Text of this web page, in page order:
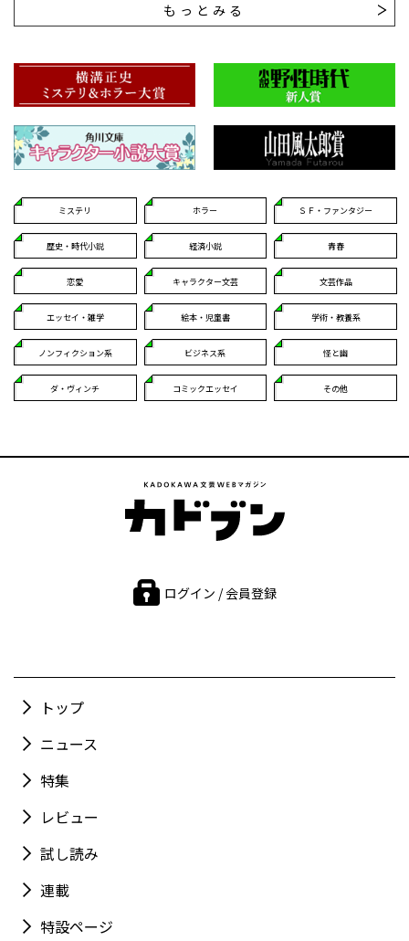
もっとみる
ミステリ ホラー ＳＦ・ファンタジー
歴史・時代小説 経済小説 青春
恋愛 キャラクター文芸 文芸作品
エッセイ・雑学 絵本・児童書 学術・教養系
ノンフィクション系 ビジネス系 怪と幽
ダ・ヴィンチ コミックエッセイ その他
ログイン / 会員登録
トップ
ニュース
特集
レビュー
試し読み
連載
特設ページ